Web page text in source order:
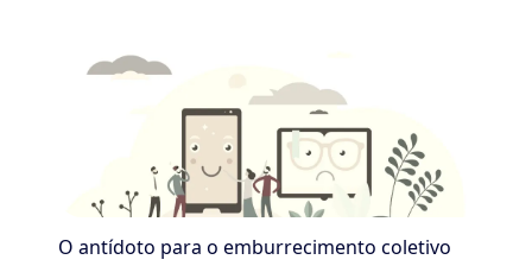
O antídoto para o emburrecimento coletivo